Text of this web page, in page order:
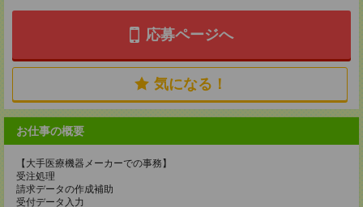
応募ページへ
気になる！
お仕事の概要
【大手医療機器メーカーでの事務】
受注処理
請求データの作成補助
受付データ入力